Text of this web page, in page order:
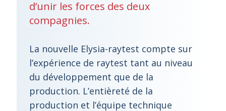
d’unir les forces des deux
compagnies.
La nouvelle Elysia-raytest compte sur
l’expérience de raytest tant au niveau
du développement que de la
production. L’entièreté de la
production et l’équipe technique